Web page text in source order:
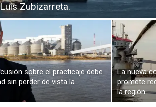
Zubizarreta.
sobre el practicaje debe
sin perder de vista la
La nueva
promete
la región